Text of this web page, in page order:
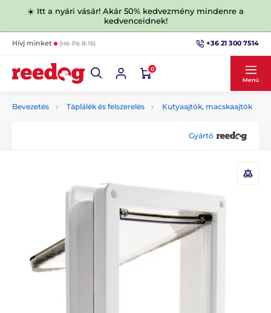
☀️ Itt a nyári vásár! Akár 50% kedvezmény mindenre a
kedvenceidnek!
Hívj minket (Hé-Pé 8-16) +36 21 300 7514
0
Menü
Bevezetés Táplálék és felszerelés Kutyaajtók, macskaajtók
Gyártó